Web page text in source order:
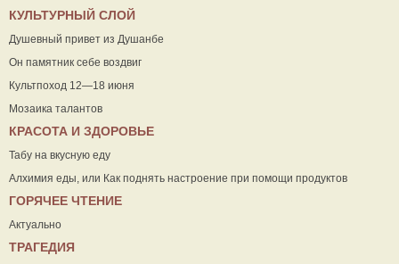
КУЛЬТУРНЫЙ СЛОЙ
Душевный привет из Душанбе
Он памятник себе воздвиг
Культпоход 12—18 июня
Мозаика талантов
КРАСОТА И ЗДОРОВЬЕ
Табу на вкусную еду
Алхимия еды, или Как поднять настроение при помощи продуктов
ГОРЯЧЕЕ ЧТЕНИЕ
Актуально
ТРАГЕДИЯ